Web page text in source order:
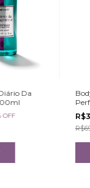
Da
OFF